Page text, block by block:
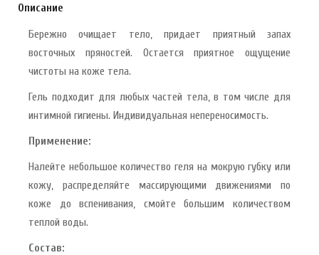
Описание
Бережно очищает тело, придает приятный запах
восточных пряностей. Остается приятное ощущение
чистоты на коже тела.
Гель подходит для любых частей тела, в том числе для
интимной гигиены. Индивидуальная непереносимость.
Применение:
Налейте небольшое количество геля на мокрую губку или
кожу, распределяйте массирующими движениями по
коже до вспенивания, смойте большим количеством
теплой воды.
Состав: